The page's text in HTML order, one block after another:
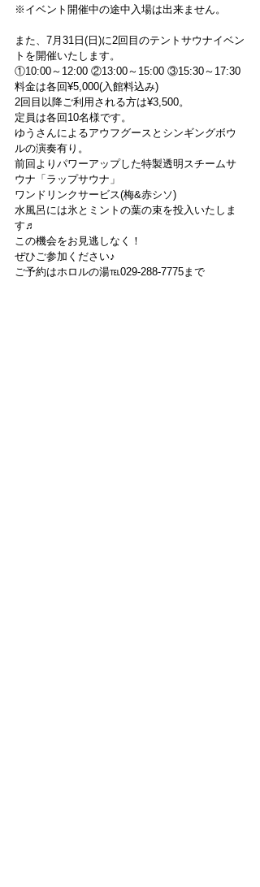
※イベント開催中の途中入場は出来ません。
また、7月31日(日)に2回目のテントサウナイベン
トを開催いたします。
①10:00～12:00 ②13:00～15:00 ③15:30～17:30
料金は各回¥5,000(入館料込み)
2回目以降ご利用される方は¥3,500。
定員は各回10名様です。
ゆうさんによるアウフグースとシンギングボウ
ルの演奏有り。
前回よりパワーアップした特製透明スチームサ
ウナ「ラップサウナ」
ワンドリンクサービス(梅&赤シソ)
水風呂には氷とミントの葉の束を投入いたしま
す♬
この機会をお見逃しなく！
ぜひご参加ください♪
ご予約はホロルの湯℡029-288-7775まで